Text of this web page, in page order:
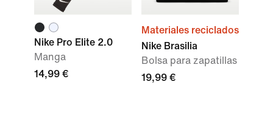
Nike Pro Elite 2.0
Manga
14,99 €
Materiales reciclados
Nike Brasilia
Bolsa para zapatillas
19,99 €